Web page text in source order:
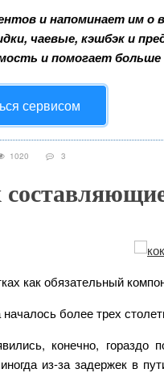
и напоминает им о
чаевые, кэшбэк и
и помогает
сервисом
1020 3
как обязательный
началось более трех
конечно,
из-за задержек в